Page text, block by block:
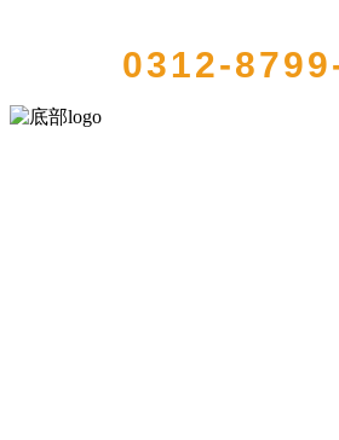
0312-